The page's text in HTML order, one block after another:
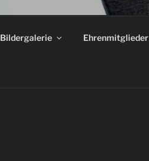
Bildergalerie Ehrenmitglieder